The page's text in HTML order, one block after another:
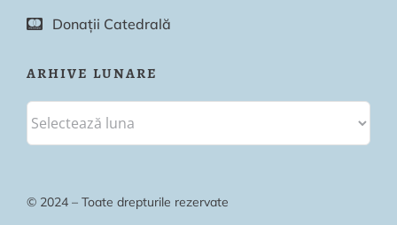
Donații Catedrală
ARHIVE LUNARE
© 2024 – Toate drepturile rezervate